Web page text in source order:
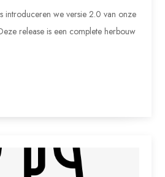
introduceren we versie 2.0 van onze
release is een complete herbouw